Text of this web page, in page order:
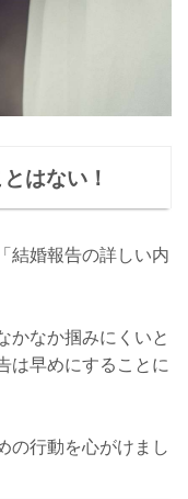
はない！
結婚報告の詳しい内
かなか掴みにくいと
は早めにすることに
の行動を心がけまし